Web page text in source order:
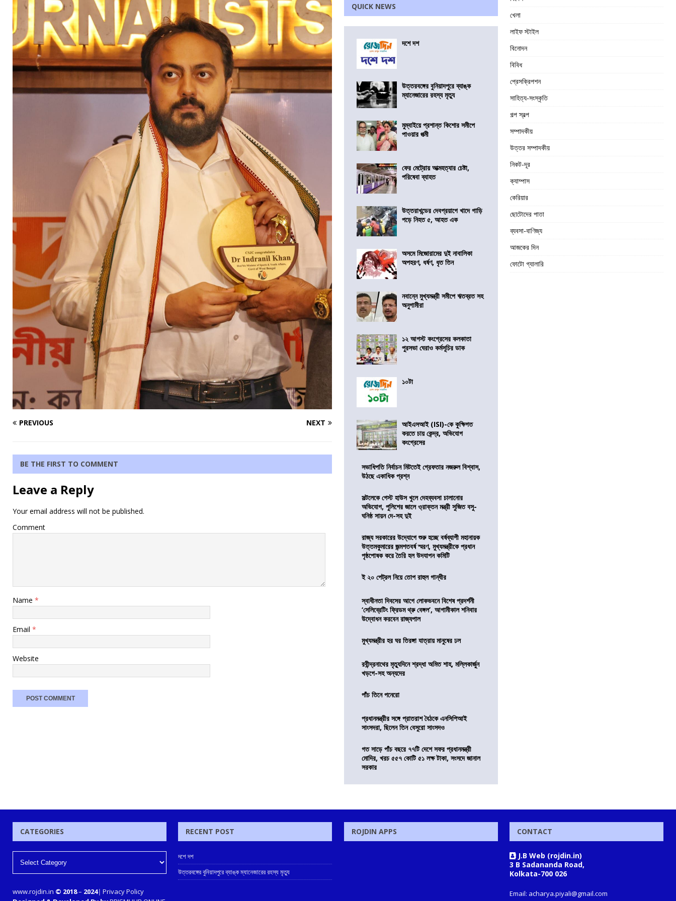
PREVIOUS NEXT
BE THE FIRST TO COMMENT
Leave a Reply
Your email address will not be published.
Comment
Name *
Email *
Website
QUICK NEWS
দশে দশ
উত্তরবঙ্গের বুনিয়াদপুরে ব্যাঙ্ক
ম্যানেজারের রহস্য মৃত্যু
মুম্বাইয়ে প্রশান্ত কিশোর সমীপে
পাওয়ার পত্মী
ফের মেট্রোয় আত্মহত্যার চেষ্টা,
পরিষেবা ব্যাহত
উত্তরাখন্ডের দেবপ্রয়াগে খাদে গাড়ি
পড়ে নিহত ৫, আহত এক
অসমে মিজোরামের দুই নাবালিকা
অপহরণ, ধর্ষণ, ধৃত তিন
নবান্নে মুখ্যমন্ত্রী সমীপে ঋতব্রত সহ
অনুগামীরা
১২ আগস্ট কংগ্রেসের কলকাতা
পুরসভা ঘেরাও কর্মসূচির ডাক
১০টা
আইএসআই (ISI)-কে কুক্ষিগত
করতে চায় কেন্দ্র, অভিযোগ
কংগ্রেসের
সভাধিপতি নির্বাচন মিটতেই গ্রেফতার নজরুল বিশ্বাস,
উঠছে একাধিক প্রশ্ন
সল্টলেকে গেস্ট হাউস খুলে দেহব্যবসা চালানোর
অভিযোগ, পুলিশের জালে ও্রাক্তন মন্ত্রী সুজিত বসু-
ঘনিষ্ঠ সায়ন দে-সহ দুই
রাজ্য সরকারের উদ্যোগে শুরু হচ্ছে বর্ষব্যাপী মহানায়ক
উত্তমকুমারের জন্মশতবর্ষ স্মরণ, মুখ্যমন্ত্রীকে প্রধান
পৃষ্ঠপোষক করে তৈরি হল উদযাপন কমিটি
ই ২০ পেট্রল নিয়ে তোপ রাহুল গান্ধীর
স্বাধীনতা দিবসের আগে লোকভবনে বিশেষ প্রদর্শনী
‘সেলিব্রেটিং ফ্রিডম থ্রু বেঙ্গল’, আগামীকাল শনিবার
উদ্বোধন করবেন রাজ্যপাল
মুখ্যমন্ত্রীর হর ঘর তিরঙ্গা যাত্রায় মানুষের ঢল
রবীন্দ্রনাথের মৃত্যুদিনে শ্রদ্ধা অমিত শাহ, মল্লিকার্জুন
খড়গে-সহ অন্যদের
পাঁচ তিনে পনেরো
প্রধানমন্ত্রীর সঙ্গে প্রাতরাশ বৈঠকে এনসিপিআই
সাংসদরা, ছিলেন তিন বেসুরো সাংসদও
গত সাড়ে পাঁচ বছরে ৭৭টি দেশে সফর প্রধানমন্ত্রী
মোদির, খরচ ৫৫৭ কোটি ৫১ লক্ষ টাকা, সংসদে জানাল
সরকার
খেলা
লাইফ স্টাইল
বিনোদন
বিবিধ
প্রেসক্রিপশন
সাহিত্য-সংস্কৃতি
গল্প স্বল্প
সম্পাদকীয়
উত্তর সম্পাদকীয়
নিকট-দূর
ক্যাম্পাস
কেরিয়ার
ছোটোদের পাতা
ব্যবসা-বাণিজ্য
আজকের দিন
ফোটো গ্যালারি
CATEGORIES
www.rojdin.in © 2018– 2024| Privacy Policy
RECENT POST
দশে দশ
উত্তরবঙ্গের বুনিয়াদপুরে ব্যাঙ্ক ম্যানেজারের রহস্য মৃত্যু
ROJDIN APPS CONTACT
J.B Web (rojdin.in)
3 B Sadananda Road,
Kolkata-700 026
Email: acharya.piyali@gmail.com